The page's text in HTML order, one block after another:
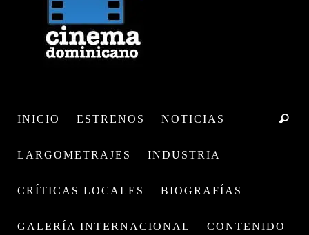
INICIO ESTRENOS NOTICIAS
LARGOMETRAJES INDUSTRIA
CRÍTICAS LOCALES BIOGRAFÍAS
GALERÍA INTERNACIONAL CONTENIDO